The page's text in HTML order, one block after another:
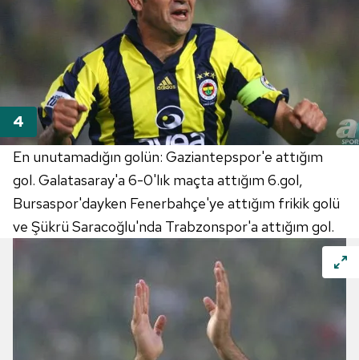
En unutamadığın golün: Gaziantepspor'e attığım
gol. Galatasaray'a 6-0'lık maçta attığım 6.gol,
Bursaspor'dayken Fenerbahçe'ye attığım frikik golü
ve Şükrü Saracoğlu'nda Trabzonspor'a attığım gol.